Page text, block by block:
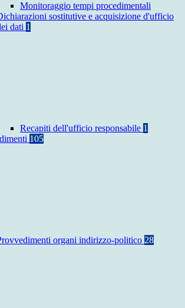
Monitoraggio tempi procedimentali
sostitutive e acquisizione d'ufficio
dati 1
Recapiti dell'ufficio responsabile 1
105
organi indirizzo-politico 28